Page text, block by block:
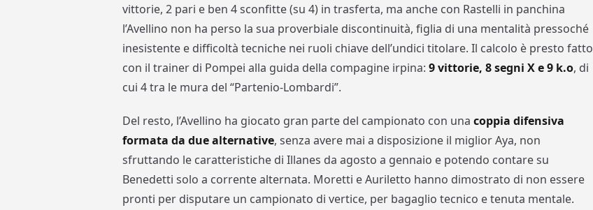
vittorie, 2 pari e ben 4 sconfitte (su 4) in trasferta, ma anche con Rastelli in panchina
l’Avellino non ha perso la sua proverbiale discontinuità, figlia di una mentalità pressoché
inesistente e difficoltà tecniche nei ruoli chiave dell’undici titolare. Il calcolo è presto fatto
con il trainer di Pompei alla guida della compagine irpina:9 vittorie, 8 segni X e 9 k.o, di
cui 4 tra le mura del “Partenio-Lombardi”.
Del resto, l’Avellino ha giocato gran parte del campionato con unacoppia difensiva
formata da due alternative, senza avere mai a disposizione il miglior Aya, non
sfruttando le caratteristiche di Illanes da agosto a gennaio e potendo contare su
Benedetti solo a corrente alternata. Moretti e Auriletto hanno dimostrato di non essere
pronti per disputare un campionato di vertice, per bagaglio tecnico e tenuta mentale.